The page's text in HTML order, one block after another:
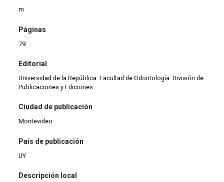
m
Páginas
79
Editorial
Universidad de la República. Facultad de Odontología. División de
Publicaciones y Ediciones
Ciudad de publicación
Montevideo
País de publicación
UY
Descripción local